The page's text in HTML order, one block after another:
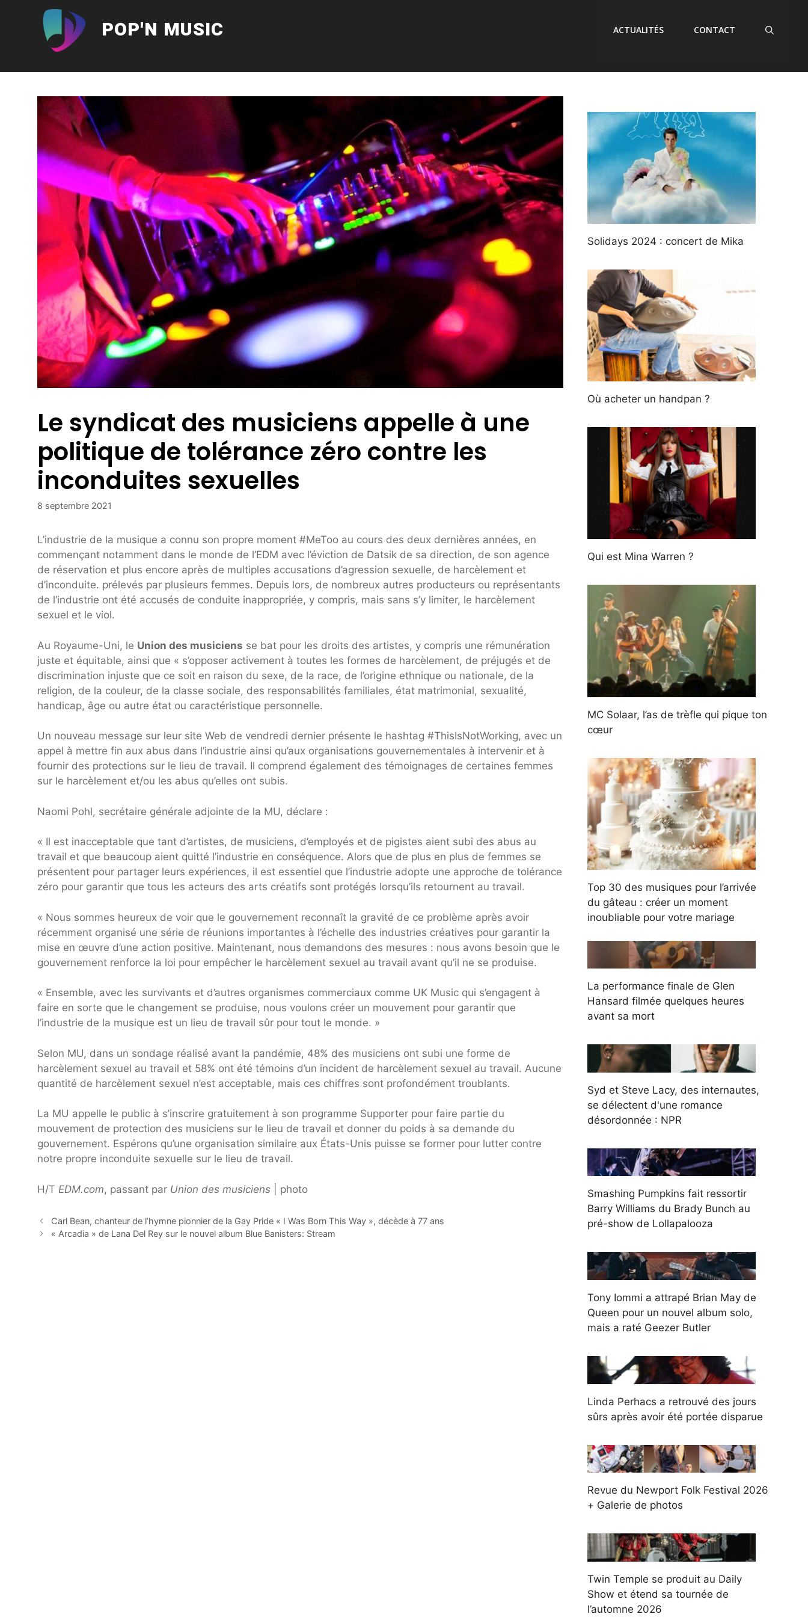
POP'N MUSIC ACTUALITÉS CONTACT
Le syndicat des musiciens appelle à une
politique de tolérance zéro contre les
inconduites sexuelles
8 septembre 2021
L’industrie de la musique a connu son propre moment #MeToo au cours des deux dernières années, en
commençant notamment dans le monde de l’EDM avec l’éviction de Datsik de sa direction, de son agence
de réservation et plus encore après de multiples accusations d’agression sexuelle, de harcèlement et
d’inconduite. prélevés par plusieurs femmes. Depuis lors, de nombreux autres producteurs ou représentants
de l’industrie ont été accusés de conduite inappropriée, y compris, mais sans s’y limiter, le harcèlement
sexuel et le viol.
Au Royaume-Uni, le Union des musiciens se bat pour les droits des artistes, y compris une rémunération
juste et équitable, ainsi que « s’opposer activement à toutes les formes de harcèlement, de préjugés et de
discrimination injuste que ce soit en raison du sexe, de la race, de l’origine ethnique ou nationale, de la
religion, de la couleur, de la classe sociale, des responsabilités familiales, état matrimonial, sexualité,
handicap, âge ou autre état ou caractéristique personnelle.
Un nouveau message sur leur site Web de vendredi dernier présente le hashtag #ThisIsNotWorking, avec un
appel à mettre fin aux abus dans l’industrie ainsi qu’aux organisations gouvernementales à intervenir et à
fournir des protections sur le lieu de travail. Il comprend également des témoignages de certaines femmes
sur le harcèlement et/ou les abus qu’elles ont subis.
Naomi Pohl, secrétaire générale adjointe de la MU, déclare :
« Il est inacceptable que tant d’artistes, de musiciens, d’employés et de pigistes aient subi des abus au
travail et que beaucoup aient quitté l’industrie en conséquence. Alors que de plus en plus de femmes se
présentent pour partager leurs expériences, il est essentiel que l’industrie adopte une approche de tolérance
zéro pour garantir que tous les acteurs des arts créatifs sont protégés lorsqu’ils retournent au travail.
« Nous sommes heureux de voir que le gouvernement reconnaît la gravité de ce problème après avoir
récemment organisé une série de réunions importantes à l’échelle des industries créatives pour garantir la
mise en œuvre d’une action positive. Maintenant, nous demandons des mesures : nous avons besoin que le
gouvernement renforce la loi pour empêcher le harcèlement sexuel au travail avant qu’il ne se produise.
« Ensemble, avec les survivants et d’autres organismes commerciaux comme UK Music qui s’engagent à
faire en sorte que le changement se produise, nous voulons créer un mouvement pour garantir que
l’industrie de la musique est un lieu de travail sûr pour tout le monde. »
Selon MU, dans un sondage réalisé avant la pandémie, 48% des musiciens ont subi une forme de
harcèlement sexuel au travail et 58% ont été témoins d’un incident de harcèlement sexuel au travail. Aucune
quantité de harcèlement sexuel n’est acceptable, mais ces chiffres sont profondément troublants.
La MU appelle le public à s’inscrire gratuitement à son programme Supporter pour faire partie du
mouvement de protection des musiciens sur le lieu de travail et donner du poids à sa demande du
gouvernement. Espérons qu’une organisation similaire aux États-Unis puisse se former pour lutter contre
notre propre inconduite sexuelle sur le lieu de travail.
H/T EDM.com, passant par Union des musiciens | photo
Carl Bean, chanteur de l’hymne pionnier de la Gay Pride « I Was Born This Way », décède à 77 ans
« Arcadia » de Lana Del Rey sur le nouvel album Blue Banisters: Stream
Solidays 2024 : concert de Mika
Où acheter un handpan ?
Qui est Mina Warren ?
MC Solaar, l’as de trèfle qui pique ton
cœur
Top 30 des musiques pour l’arrivée
du gâteau : créer un moment
inoubliable pour votre mariage
La performance finale de Glen
Hansard filmée quelques heures
avant sa mort
Syd et Steve Lacy, des internautes,
se délectent d'une romance
désordonnée : NPR
Smashing Pumpkins fait ressortir
Barry Williams du Brady Bunch au
pré-show de Lollapalooza
Tony Iommi a attrapé Brian May de
Queen pour un nouvel album solo,
mais a raté Geezer Butler
Linda Perhacs a retrouvé des jours
sûrs après avoir été portée disparue
Revue du Newport Folk Festival 2026
+ Galerie de photos
Twin Temple se produit au Daily
Show et étend sa tournée de
l’automne 2026